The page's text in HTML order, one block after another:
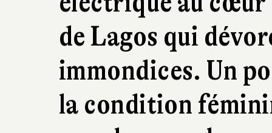
de Lagos qui
immondices. Un
la condition